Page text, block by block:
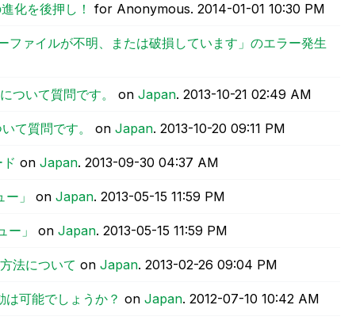
化を後押し！ for Anonymous. ‎2014-01-01 10:30 PM
ファイルが不明、または破損しています」のエラー発生
ついて質問です。 on Japan. ‎2013-10-21 02:49 AM
て質問です。 on Japan. ‎2013-10-20 09:11 PM
on Japan. ‎2013-09-30 04:37 AM
」 on Japan. ‎2013-05-15 11:59 PM
」 on Japan. ‎2013-05-15 11:59 PM
法について on Japan. ‎2013-02-26 09:04 PM
可能でしょうか？ on Japan. ‎2012-07-10 10:42 AM